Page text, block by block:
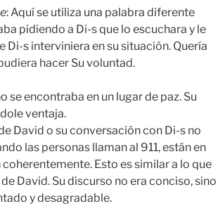
: Aquí se utiliza una palabra diferente
pidiendo a Di-s que lo escuchara y le
Di-s interviniera en su situación. Quería
hacer Su voluntad.
se encontraba en un lugar de paz. Su
ventaja.
David o su conversación con Di-s no
las personas llaman al 911, están en
Esto es similar a lo que
David. Su discurso no era conciso, sino
y desagradable.